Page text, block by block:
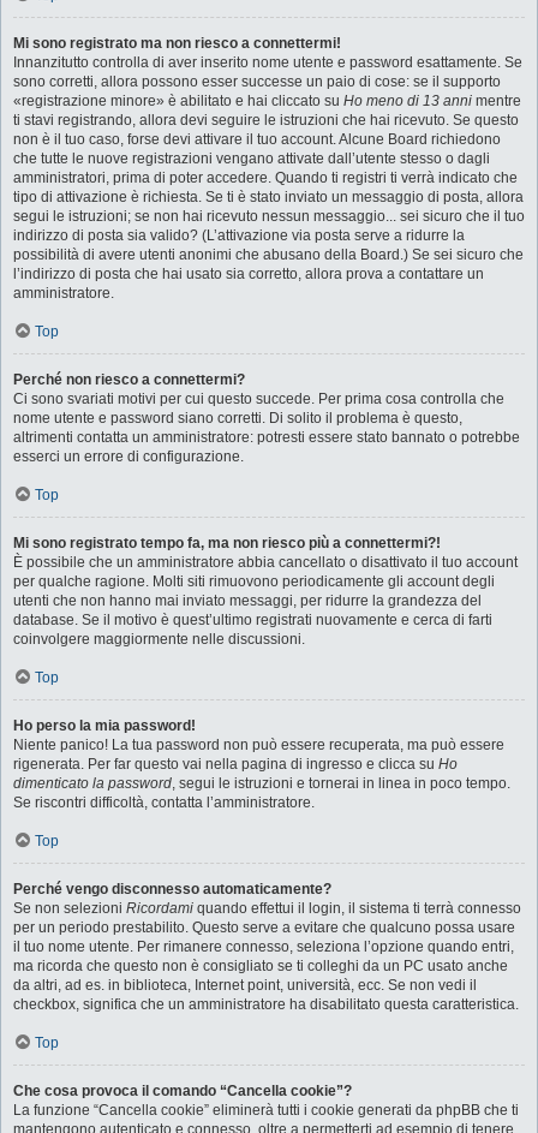
Mi sono registrato ma non riesco a connettermi!
Innanzitutto controlla di aver inserito nome utente e password esattamente. Se
sono corretti, allora possono esser successe un paio di cose: se il supporto
«registrazione minore» è abilitato e hai cliccato su Ho meno di 13 anni mentre
ti stavi registrando, allora devi seguire le istruzioni che hai ricevuto. Se questo
non è il tuo caso, forse devi attivare il tuo account. Alcune Board richiedono
che tutte le nuove registrazioni vengano attivate dall’utente stesso o dagli
amministratori, prima di poter accedere. Quando ti registri ti verrà indicato che
tipo di attivazione è richiesta. Se ti è stato inviato un messaggio di posta, allora
segui le istruzioni; se non hai ricevuto nessun messaggio... sei sicuro che il tuo
indirizzo di posta sia valido? (L’attivazione via posta serve a ridurre la
possibilità di avere utenti anonimi che abusano della Board.) Se sei sicuro che
l’indirizzo di posta che hai usato sia corretto, allora prova a contattare un
amministratore.
Top
Perché non riesco a connettermi?
Ci sono svariati motivi per cui questo succede. Per prima cosa controlla che
nome utente e password siano corretti. Di solito il problema è questo,
altrimenti contatta un amministratore: potresti essere stato bannato o potrebbe
esserci un errore di configurazione.
Top
Mi sono registrato tempo fa, ma non riesco più a connettermi?!
È possibile che un amministratore abbia cancellato o disattivato il tuo account
per qualche ragione. Molti siti rimuovono periodicamente gli account degli
utenti che non hanno mai inviato messaggi, per ridurre la grandezza del
database. Se il motivo è quest’ultimo registrati nuovamente e cerca di farti
coinvolgere maggiormente nelle discussioni.
Top
Ho perso la mia password!
Niente panico! La tua password non può essere recuperata, ma può essere
rigenerata. Per far questo vai nella pagina di ingresso e clicca su Ho
dimenticato la password, segui le istruzioni e tornerai in linea in poco tempo.
Se riscontri difficoltà, contatta l’amministratore.
Top
Perché vengo disconnesso automaticamente?
Se non selezioni Ricordami quando effettui il login, il sistema ti terrà connesso
per un periodo prestabilito. Questo serve a evitare che qualcuno possa usare
il tuo nome utente. Per rimanere connesso, seleziona l’opzione quando entri,
ma ricorda che questo non è consigliato se ti colleghi da un PC usato anche
da altri, ad es. in biblioteca, Internet point, università, ecc. Se non vedi il
checkbox, significa che un amministratore ha disabilitato questa caratteristica.
Top
Che cosa provoca il comando “Cancella cookie”?
La funzione “Cancella cookie” eliminerà tutti i cookie generati da phpBB che ti
mantengono autenticato e connesso, oltre a permetterti ad esempio di tenere